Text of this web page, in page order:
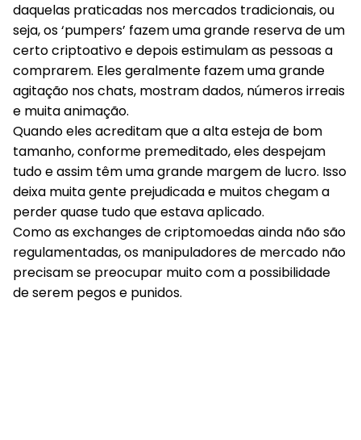
daquelas praticadas nos mercados tradicionais, ou
seja, os ‘pumpers’ fazem uma grande reserva de um
certo criptoativo e depois estimulam as pessoas a
comprarem. Eles geralmente fazem uma grande
agitação nos chats, mostram dados, números irreais
e muita animação.
Quando eles acreditam que a alta esteja de bom
tamanho, conforme premeditado, eles despejam
tudo e assim têm uma grande margem de lucro. Isso
deixa muita gente prejudicada e muitos chegam a
perder quase tudo que estava aplicado.
Como as exchanges de criptomoedas ainda não são
regulamentadas, os manipuladores de mercado não
precisam se preocupar muito com a possibilidade
de serem pegos e punidos.